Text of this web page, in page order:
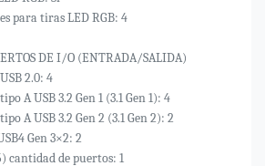
para tiras LED RGB: 4
DE I/O (ENTRADA/SALIDA)
2.0: 4
A USB 3.2 Gen 1 (3.1 Gen 1): 4
A USB 3.2 Gen 2 (3.1 Gen 2): 2
Gen 3×2: 2
cantidad de puertos: 1